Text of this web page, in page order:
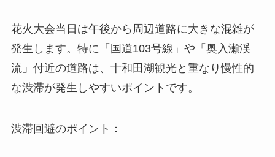
花火大会当日は午後から周辺道路に大きな混雑が
発生します。特に「国道103号線」や「奥入瀬渓
流」付近の道路は、十和田湖観光と重なり慢性的
な渋滞が発生しやすいポイントです。
渋滞回避のポイント：